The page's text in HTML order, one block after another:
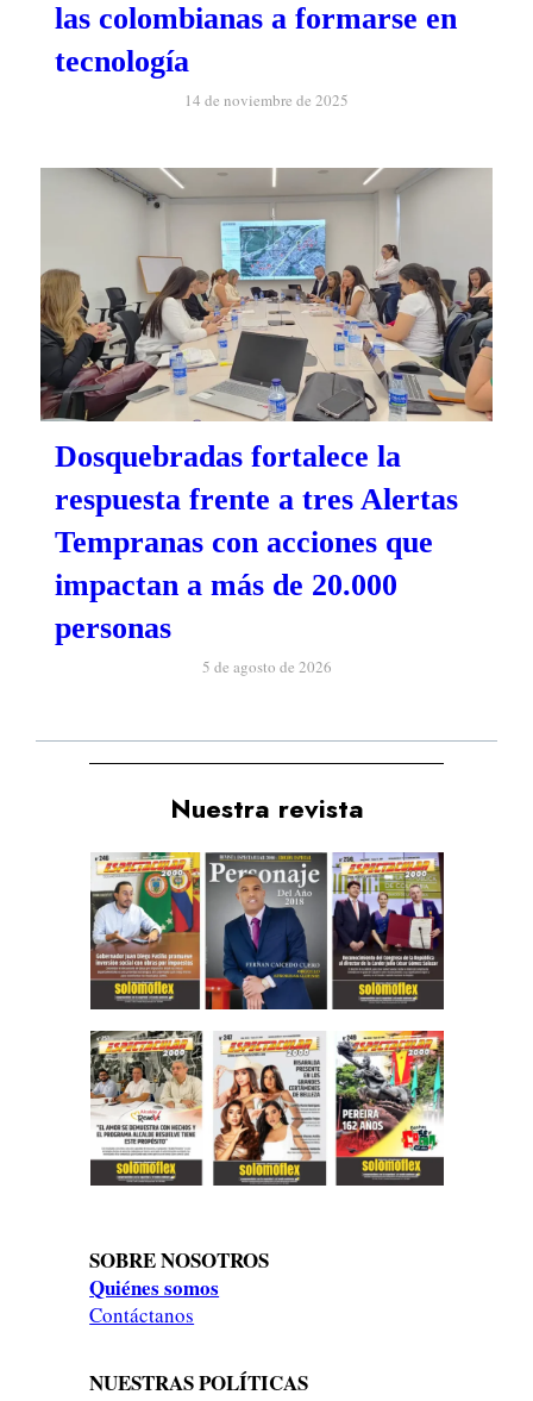
las colombianas a formarse en
tecnología
14 de noviembre de 2025
Dosquebradas fortalece la
respuesta frente a tres Alertas
Tempranas con acciones que
impactan a más de 20.000
personas
5 de agosto de 2026
Nuestra revista
SOBRE NOSOTROS
Quiénes somos
Contáctanos
NUESTRAS POLÍTICAS